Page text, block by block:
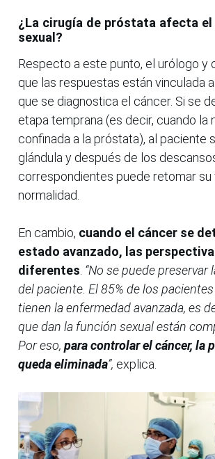
¿La cirugía de próstata afecta el
sexual?
Respecto a este punto, el urólogo y
que las respuestas están vinculada
que se diagnostica el cáncer. Si se
etapa temprana (es decir, cuando la
confinada a la próstata), al paciente
glándula y después de los
correspondientes puede retomar su
normalidad.
En cambio, cuando el cáncer se
estado avanzado, las
diferentes “No se puede preservar
del paciente. El 85% de los
tienen la enfermedad avanzada, es
que dan la función sexual están
Por eso, para controlar el cáncer, la
queda eliminada”, explica.